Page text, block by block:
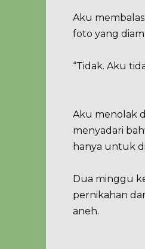
Aku
foto yang
“Tidak. Aku
Aku menolak
menyadari
hanya untuk
Dua minggu
pernikahan
aneh.